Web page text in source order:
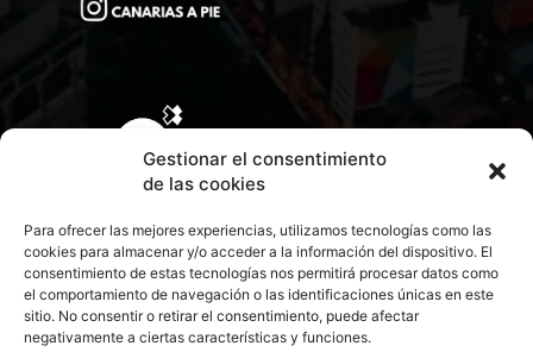
Gestionar el consentimiento
de las cookies
Para ofrecer las mejores experiencias, utilizamos tecnologías como las
cookies para almacenar y/o acceder a la información del dispositivo. El
consentimiento de estas tecnologías nos permitirá procesar datos como
el comportamiento de navegación o las identificaciones únicas en este
sitio. No consentir o retirar el consentimiento, puede afectar
negativamente a ciertas características y funciones.
CONTACTA CON NOSOTROS